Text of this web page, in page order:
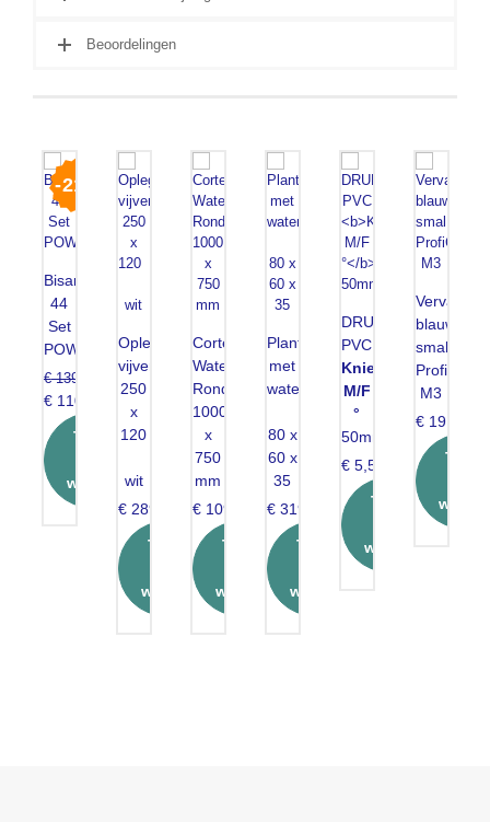
Beoordelingen
Toevoegen
aan
21
Bisam
44
Set
POWER
€1399,95
Original
price
was:
€ 1399,95.
€1109,00
Current
€ 1109,00.
Toevoegen
winkelwagen
Oplegrand
vijver
250
x
120
wit
€289,00
Toevoegen
aan
winkelwagen
Cortenstaal
Watertafel
Rond
1000
x
750
mm
€1099,00
Toevoegen
aan
winkelwagen
Plantenfilter
met
waterval
80 x
60 x
35
€319,00
Toevoegen
winkelwagen
DRUK
PVC
Knie
M/F
°
50mm
€5,50
Toevoegen
winkelwagen
blauw
smal
ProfiClear
M3
€19,95